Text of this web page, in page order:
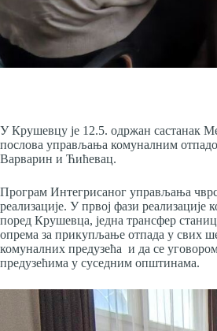
У Крушевцу је 12.5. одржан састанак
послова управљања комуналним
Варварин и Ћићевац.
Програм Интегрисаног управљања
реализације. У првој фази реализације
поред Крушевца, једна трансфер
опрема за прикупљање отпада у свих
комуналних предузећа и да се
предузећима у суседним општинама.